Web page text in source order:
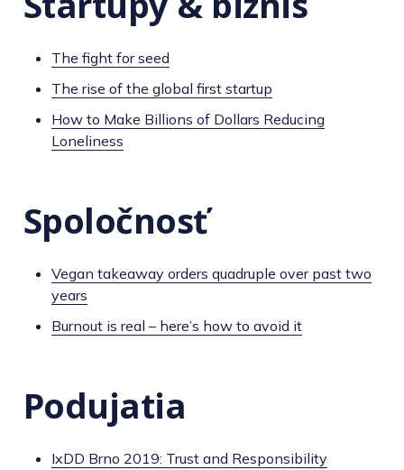
The fight for seed
The rise of the global first startup
How to Make Billions of Dollars Reducing
Loneliness
Spoločnosť
Vegan takeaway orders quadruple over past two
years
Burnout is real – here’s how to avoid it
Podujatia
IxDD Brno 2019: Trust and Responsibility